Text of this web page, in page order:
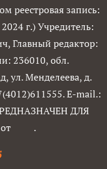
реестровая запись:
г.) Учредитель:
Главный редактор:
236010, обл.
ул. Менделеева, д.
E-mail.:
ДЛЯ
.